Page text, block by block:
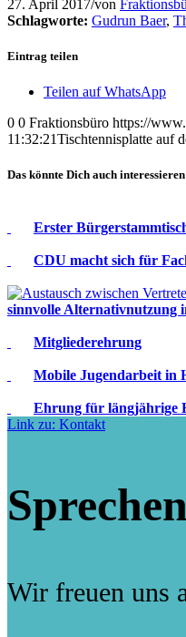
27. April 2017/von
Schlagworte: Gudrun Baer,
Eintrag teilen
Teilen auf WhatsApp
0 0 Fraktionsbüro https://
11:32:21Tischtennisplatte auf
Das könnte Dich auch interessieren
Erster
CDU macht sich für
sinnvolle Alternativnutzung
Mitgliederehrung
Mobile Jugendarbeit in
Ehrung für längjährige
Link zu: Kontakt
Wir freuen uns